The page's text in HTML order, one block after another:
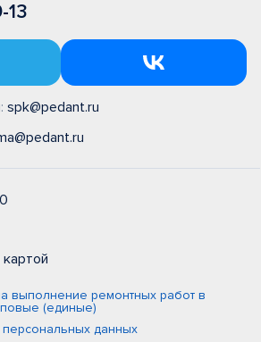
13
spk@pedant.ru
выполнение ремонтных работ в
(единые)
данных